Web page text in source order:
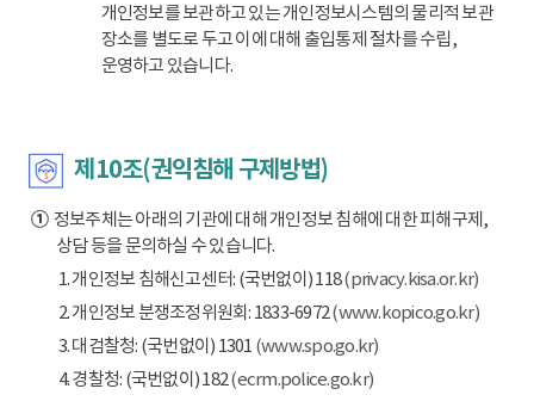
개인정보를 보관하고 있는 개인정보시스템의 물리적 보관
장소를 별도로 두고 이에 대해 출입통제 절차를 수립,
운영하고 있습니다.
제10조(권익침해 구제방법)
①정보주체는 아래의 기관에 대해 개인정보 침해에 대한 피해구제,
상담 등을 문의하실 수 있습니다.
1. 개인정보 침해신고센터: (국번없이) 118(privacy.kisa.or.kr)
2. 개인정보 분쟁조정위원회: 1833-6972(www.kopico.go.kr)
3. 대검찰청: (국번없이) 1301 (www.spo.go.kr)
4. 경찰청: (국번없이) 182(ecrm.police.go.kr)